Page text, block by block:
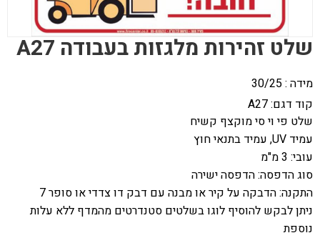
שלט זהירות מלגזות בעבודה A27
מידה : 30/25
קוד דגם:A27
שלט פי וי סי מוקצף קשיח
עמיד UV, עמיד בתנאי חוץ
עובי: 3 מ"מ
סוג הדפסה: הדפסה ישירה
התקנה: הדבקה על קיר או מבנה עם דבק דו צדדי או סופר 7
ניתן לבקש להוסיף לוגו בשלטים סטנדרטים מהמדף ללא עלות
נוספת